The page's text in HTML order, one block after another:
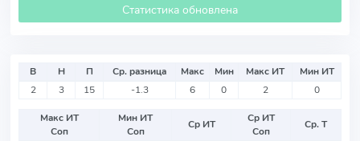
Статистика обновлена
В Н П Ср. разница Макс Мин Макс ИТ
Мин ИТ
2
3 15 -1.3 6 0 2 0
Макс ИТ
Соп
Мин ИТ
Соп
Ср ИТ
Ср ИТ
Соп
Ср. Т